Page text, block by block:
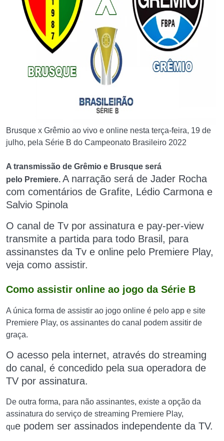
Brusque x Grêmio ao vivo e online nesta terça-feira, 19 de
julho, pela Série B do Campeonato Brasileiro 2022
A transmissão de Grêmio e Brusque será
pelo Premiere. A narração será de Jader Rocha
com comentários de Grafite, Lédio Carmona e
Salvio Spinola
O canal de Tv por assinatura e pay-per-view
transmite a partida para todo Brasil, para
assinanstes da Tv e online pelo Premiere Play,
veja como assistir.
Como assistir online ao jogo da Série B
A única forma de assistir ao jogo online é pelo app e site
Premiere Play, os assinantes do canal podem assitir de
graça.
O acesso pela internet, através do streaming
do canal, é concedido pela sua operadora de
TV por assinatura.
De outra forma, para não assinantes, existe a opção da
assinatura do serviço de streaming Premiere Play,
que podem ser assinados independente da TV.